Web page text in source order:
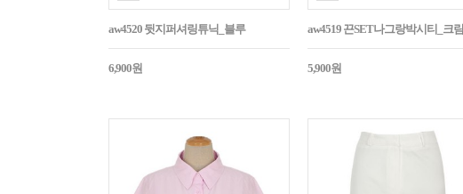
aw4520 뒷지퍼셔링튜닉_블루
6,900원
aw4519 끈SET나그랑박시티_크림
5,900원